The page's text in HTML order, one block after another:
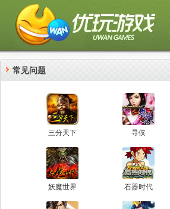
常见问题
三分天下 寻侠
妖魔世界 石器时代